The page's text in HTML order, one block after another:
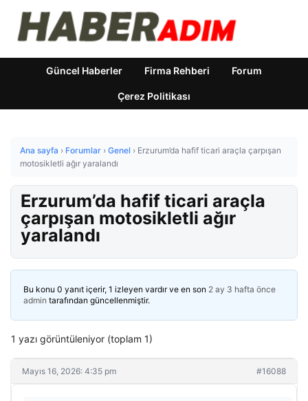
Güncel Haberler Firma Rehberi Forum
Çerez Politikası
Ana sayfa › Forumlar › Genel › Erzurum’da hafif ticari araçla çarpışan
motosikletli ağır yaralandı
Erzurum’da hafif ticari araçla
çarpışan motosikletli ağır
yaralandı
Bu konu 0 yanıt içerir, 1 izleyen vardır ve en son 2 ay 3 hafta önce
admin tarafından güncellenmiştir.
1 yazı görüntüleniyor (toplam 1)
Mayıs 16, 2026: 4:35 pm #16088